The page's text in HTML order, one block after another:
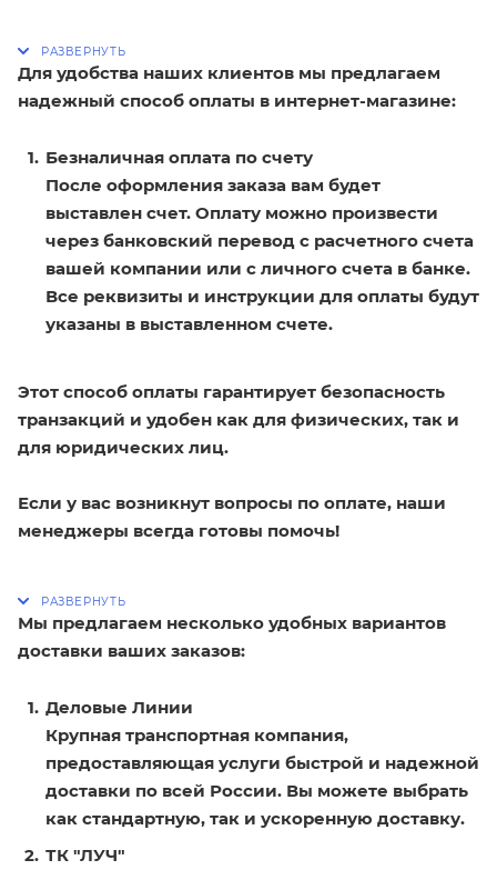
Для удобства наших клиентов мы предлагаем
надежный способ оплаты в интернет-магазине:
Безналичная оплата по счету
После оформления заказа вам будет
выставлен счет. Оплату можно произвести
через банковский перевод с расчетного счета
вашей компании или с личного счета в банке.
Все реквизиты и инструкции для оплаты будут
указаны в выставленном счете.
Этот способ оплаты гарантирует безопасность
транзакций и удобен как для физических, так и
для юридических лиц.
Если у вас возникнут вопросы по оплате, наши
менеджеры всегда готовы помочь!
Мы предлагаем несколько удобных вариантов
доставки ваших заказов:
Деловые Линии
Крупная транспортная компания,
предоставляющая услуги быстрой и надежной
доставки по всей России. Вы можете выбрать
как стандартную, так и ускоренную доставку.
ТК "ЛУЧ"